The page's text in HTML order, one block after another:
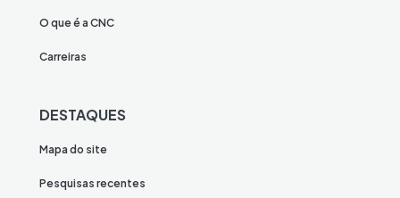
O que é a CNC
Carreiras
DESTAQUES
Mapa do site
Pesquisas recentes